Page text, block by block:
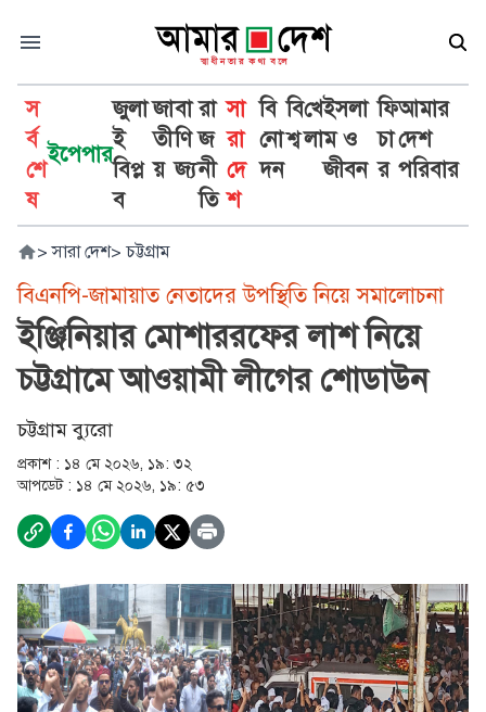
স
র্ব
শে
ষ
ইপেপার
জুলা
ই
বিপ্ল
ব
জা
তী
য়
বা
ণি
জ্য
রা
জ
নী
তি
সা
রা
দে
শ
বি
নো
দন
বি
শ্ব
খে
লা
ইসলা
ম ও
জীবন
ফি
চা
র
আমার
দেশ
পরিবার
> সারা দেশ> চট্টগ্রাম
বিএনপি-জামায়াত নেতাদের উপস্থিতি নিয়ে সমালোচনা
ইঞ্জিনিয়ার মোশাররফের লাশ নিয়ে
চট্টগ্রামে আওয়ামী লীগের শোডাউন
চট্টগ্রাম ব্যুরো
প্রকাশ : ১৪ মে ২০২৬, ১৯: ৩২
আপডেট : ১৪ মে ২০২৬, ১৯: ৫৩